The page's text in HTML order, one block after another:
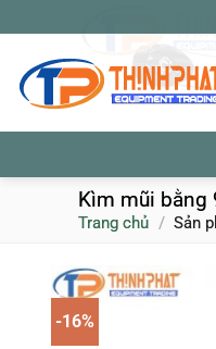
qua
dung
Kìm mũi bằng
Trang chủ / Sản
-16%